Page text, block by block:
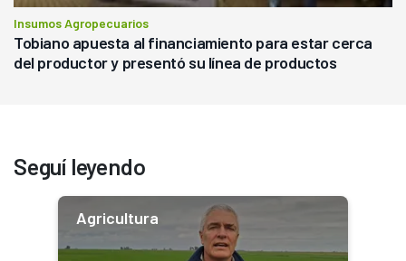
Insumos Agropecuarios
Tobiano apuesta al financiamiento para estar cerca
del productor y presentó su línea de productos
Seguí leyendo
Agricultura